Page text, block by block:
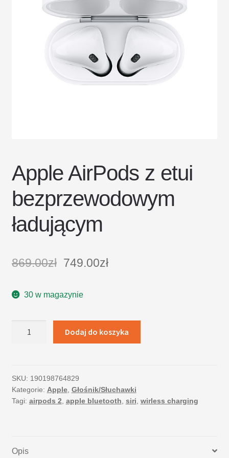
DOSTAWA I ZWROTY
POLITYKA PRYWATNOŚCI
REGULAMIN SKLEPU
Apple AirPods z etui
bezprzewodowym
ładującym
869.00zł 749.00zł
30 w magazynie
etui
bezprzewodowym
ładującym
Dodaj do koszyka
SKU: 190198764829
Kategorie: Apple, Głośnik/Słuchawki
Tagi: airpods 2 apple bluetooth siri wirless charging
Opis